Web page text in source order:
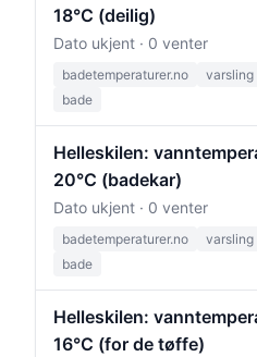
18°C (deilig)
Dato ukjent · 0 venter
badetemperaturer.no varsling
bade
Helleskilen:
20°C (badekar)
Dato ukjent · 0 venter
badetemperaturer.no varsling
bade
Helleskilen:
16°C (for de tøffe)